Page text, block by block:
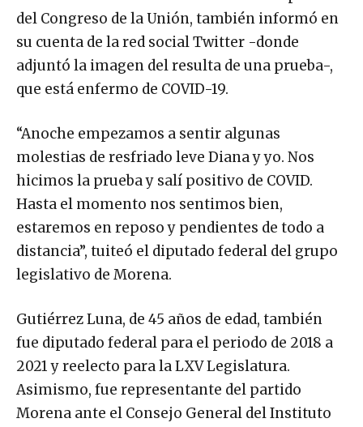
del Congreso de la Unión, también informó en
su cuenta de la red social Twitter -donde
adjuntó la imagen del resulta de una prueba-,
que está enfermo de COVID-19.
“Anoche empezamos a sentir algunas
molestias de resfriado leve Diana y yo. Nos
hicimos la prueba y salí positivo de COVID.
Hasta el momento nos sentimos bien,
estaremos en reposo y pendientes de todo a
distancia”, tuiteó el diputado federal del grupo
legislativo de Morena.
Gutiérrez Luna, de 45 años de edad, también
fue diputado federal para el periodo de 2018 a
2021 y reelecto para la LXV Legislatura.
Asimismo, fue representante del partido
Morena ante el Consejo General del Instituto